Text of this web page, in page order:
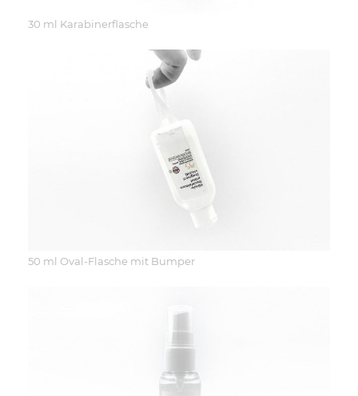
30 ml Karabinerflasche
50 ml Oval-Flasche mit Bumper